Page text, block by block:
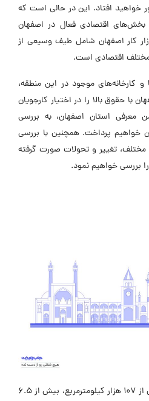
خواهید افتاد. این در حالی است که
بخش‌های اقتصادی فعال در اصفهان
کار اصفهان شامل طیف وسیعی از
اقتصادی است.
کارخانه‌های موجود در این منطقه،
با حقوق بالا را در اختیار کارجویان
معرفی استان اصفهان، به بررسی
خواهیم پرداخت. همچنین با بررسی
مختلف، تغییر و تحولات صورت گرفته
را بررسی خواهیم نمود.
استان اصفهان با مساحتی بیش از 107 هزار کیلومترمربع، بیش از 6.5